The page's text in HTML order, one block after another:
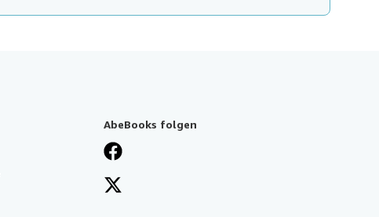
AbeBooks folgen